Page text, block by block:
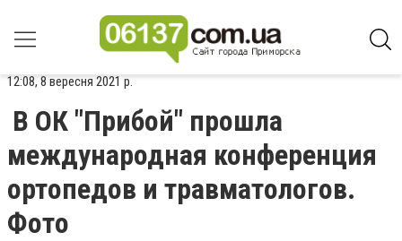
12:08, 8 вересня 2021 р.
В ОК "Прибой" прошла
международная конференция
ортопедов и травматологов.
Фото